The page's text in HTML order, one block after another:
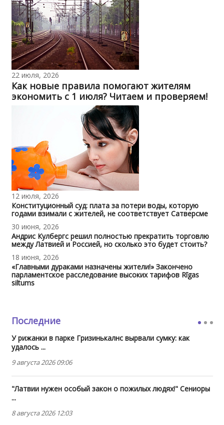
22 июля, 2026
Как новые правила помогают жителям
экономить с 1 июля? Читаем и проверяем!
12 июля, 2026
Конституционный суд: плата за потери воды, которую
годами взимали с жителей, не соответствует Сатверсме
30 июня, 2026
Андрис Кулбергс решил полностью прекратить торговлю
между Латвией и Россией, но сколько это будет стоить?
18 июня, 2026
«Главными дураками назначены жители!» Закончено
парламентское расследование высоких тарифов Rīgas
siltums
Последние
У рижанки в парке Гризинькалнс вырвали сумку: как
удалось ...
9 августа 2026 09:06
"Латвии нужен особый закон о пожилых людях!" Сениоры
...
8 августа 2026 12:03